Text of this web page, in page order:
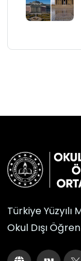
Türkiye Yüzyılı
Okul Dışı